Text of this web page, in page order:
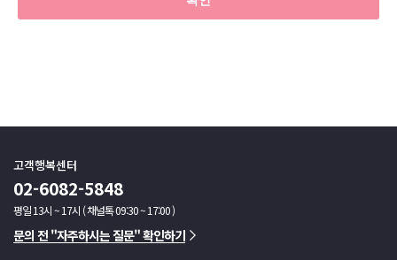
고객행복센터
02-6082-5848
평일 13시 ~ 17시 ( 채널톡 09:30 ~ 17:00 )
문의 전 "자주하시는 질문" 확인하기